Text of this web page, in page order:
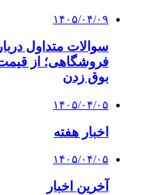
۱۴۰۵/۰۴/۰۹
سوالات متداول
فروشگاهی؛ از
بوق زدن
۱۴۰۵/۰۴/۰۵
اخبار هفته
۱۴۰۵/۰۴/۰۵
آخرین اخبار